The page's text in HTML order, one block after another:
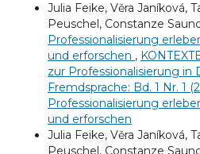
Julia Feike, Věra Janíková,
Peuschel, Constanze
Professionalisierung
und erforschen ,
zur Professionalisierung in
Fremdsprache: Bd. 1 Nr. 1
Professionalisierung
und erforschen
Julia Feike, Věra Janíková,